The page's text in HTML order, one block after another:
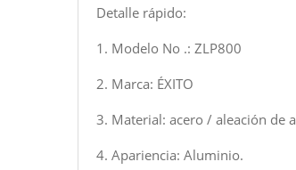
Detalle rápido:
1. Modelo No .: ZLP800
2. Marca: ÉXITO
3. Material: acero / aleación de
4. Apariencia: Aluminio.